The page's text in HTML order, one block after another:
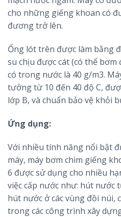
cho những giếng khoan có
đương trở lên.
Ống lót trên được làm bằng
su chịu được cát (có thể
có trong nước là 40 g/m3.
tưởng từ 10 đến 40 độ C,
lớp B, và chuẩn bảo vệ khỏi
Ứng dụng:
Với nhiều tính năng nổi bật
máy, máy bơm chìm giếng
6 được sử dụng cho nhiều
việc cấp nước như: hút nước
hút nước ở các vùng đồi núi,
trong các công trình xây